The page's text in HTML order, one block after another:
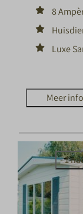
8
Luxe
Meer
- 1